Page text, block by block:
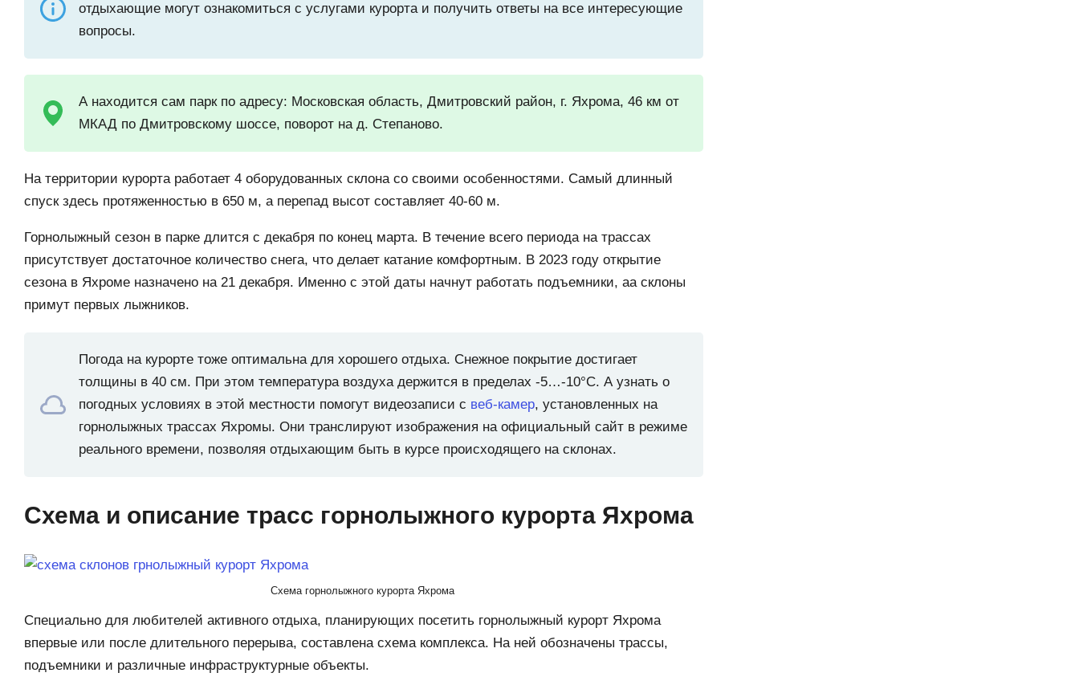
отдыхающие могут ознакомиться с услугами курорта и получить ответы на все интересующие
вопросы.
А находится сам парк по адресу: Московская область, Дмитровский район, г. Яхрома, 46 км от
МКАД по Дмитровскому шоссе, поворот на д. Степаново.
На территории курорта работает 4 оборудованных склона со своими особенностями. Самый длинный
спуск здесь протяженностью в 650 м, а перепад высот составляет 40-60 м.
Горнолыжный сезон в парке длится с декабря по конец марта. В течение всего периода на трассах
присутствует достаточное количество снега, что делает катание комфортным. В 2023 году открытие
сезона в Яхроме назначено на 21 декабря. Именно с этой даты начнут работать подъемники, аа склоны
примут первых лыжников.
Погода на курорте тоже оптимальна для хорошего отдыха. Снежное покрытие достигает
толщины в 40 см. При этом температура воздуха держится в пределах -5…-10°C. А узнать о
погодных условиях в этой местности помогут видеозаписи с веб-камер, установленных на
горнолыжных трассах Яхромы. Они транслируют изображения на официальный сайт в режиме
реального времени, позволяя отдыхающим быть в курсе происходящего на склонах.
Схема и описание трасс горнолыжного курорта Яхрома
Схема горнолыжного курорта Яхрома
Специально для любителей активного отдыха, планирующих посетить горнолыжный курорт Яхрома
впервые или после длительного перерыва, составлена схема комплекса. На ней обозначены трассы,
подъемники и различные инфраструктурные объекты.